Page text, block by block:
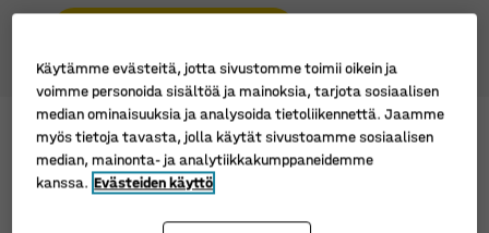
Z-pukukaappi CLASSIC – tilaa säästävä
kahden kaapin yhdistelmä
Z-pukukaapissa normaalikokoinen pukukaappi
Käytämme evästeitä, jotta sivustomme toimii oikein ja
voimme personoida sisältöä ja mainoksia, tarjota sosiaalisen
median ominaisuuksia ja analysoida tietoliikennettä. Jaamme
myös tietoja tavasta, jolla käytät sivustoamme sosiaalisen
median, mainonta- ja analytiikkakumppaneidemme
kanssa. Evästeiden käyttö